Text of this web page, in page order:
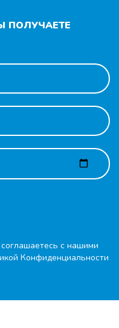
ПОЛУЧАЕТЕ
с нашими
Конфиденциальности